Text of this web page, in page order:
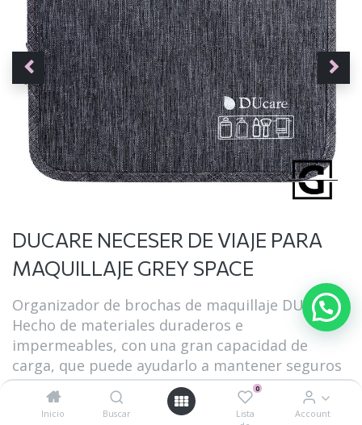
Inicio Buscar
0
Lista
Account
DUCARE NECESER DE VIAJE PARA
MAQUILLAJE GREY SPACE
Organizador de brochas de maquillaje DUCARE
Hecho de materiales duraderos e
impermeables, con una gran capacidad de
carga, que puede ayudarlo a mantener seguros
y bien organizados los pinceles, las paletas y los
costosos elementos esenciales de maquillaje.